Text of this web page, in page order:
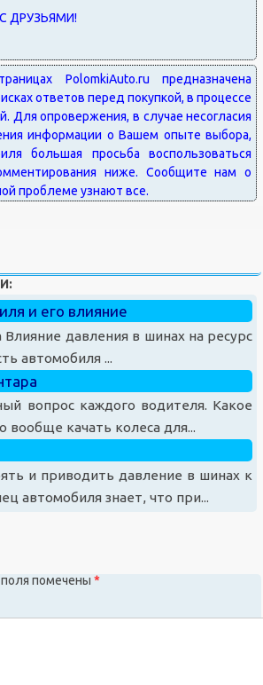
и его влияние
давления в шинах на ресурс
автомобиля ...
вопрос каждого водителя. Какое
вообще качать колеса для...
и приводить давление в шинах к
автомобиля знает, что при...
помечены*